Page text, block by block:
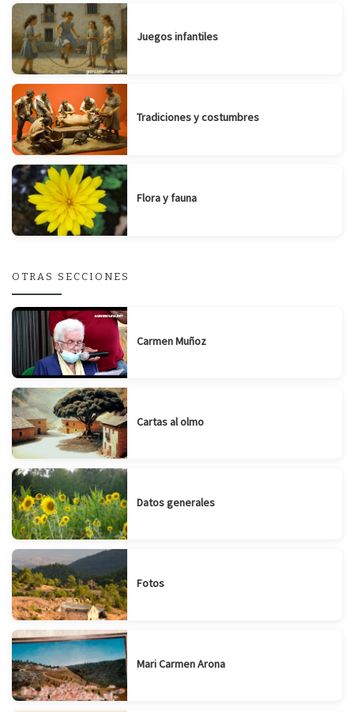
Juegos infantiles
Tradiciones y costumbres
Flora y fauna
OTRAS SECCIONES
Carmen Muñoz
Cartas al olmo
Datos generales
Fotos
Mari Carmen Arona